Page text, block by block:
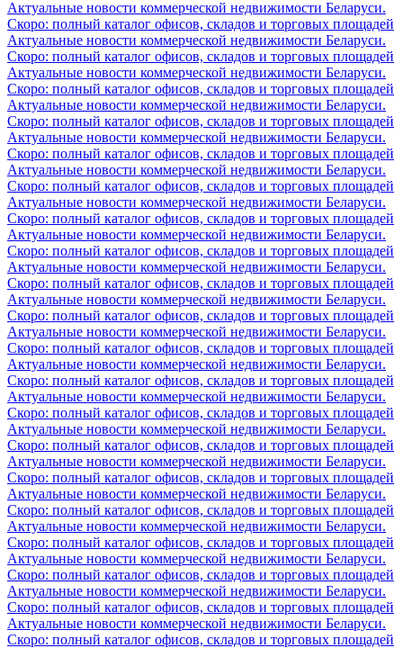
Актуальные новости коммерческой недвижимости Беларуси.
Скоро: полный каталог офисов, складов и торговых площадей
Актуальные новости коммерческой недвижимости Беларуси.
Скоро: полный каталог офисов, складов и торговых площадей
Актуальные новости коммерческой недвижимости Беларуси.
Скоро: полный каталог офисов, складов и торговых площадей
Актуальные новости коммерческой недвижимости Беларуси.
Скоро: полный каталог офисов, складов и торговых площадей
Актуальные новости коммерческой недвижимости Беларуси.
Скоро: полный каталог офисов, складов и торговых площадей
Актуальные новости коммерческой недвижимости Беларуси.
Скоро: полный каталог офисов, складов и торговых площадей
Актуальные новости коммерческой недвижимости Беларуси.
Скоро: полный каталог офисов, складов и торговых площадей
Актуальные новости коммерческой недвижимости Беларуси.
Скоро: полный каталог офисов, складов и торговых площадей
Актуальные новости коммерческой недвижимости Беларуси.
Скоро: полный каталог офисов, складов и торговых площадей
Актуальные новости коммерческой недвижимости Беларуси.
Скоро: полный каталог офисов, складов и торговых площадей
Актуальные новости коммерческой недвижимости Беларуси.
Скоро: полный каталог офисов, складов и торговых площадей
Актуальные новости коммерческой недвижимости Беларуси.
Скоро: полный каталог офисов, складов и торговых площадей
Актуальные новости коммерческой недвижимости Беларуси.
Скоро: полный каталог офисов, складов и торговых площадей
Актуальные новости коммерческой недвижимости Беларуси.
Скоро: полный каталог офисов, складов и торговых площадей
Актуальные новости коммерческой недвижимости Беларуси.
Скоро: полный каталог офисов, складов и торговых площадей
Актуальные новости коммерческой недвижимости Беларуси.
Скоро: полный каталог офисов, складов и торговых площадей
Актуальные новости коммерческой недвижимости Беларуси.
Скоро: полный каталог офисов, складов и торговых площадей
Актуальные новости коммерческой недвижимости Беларуси.
Скоро: полный каталог офисов, складов и торговых площадей
Актуальные новости коммерческой недвижимости Беларуси.
Скоро: полный каталог офисов, складов и торговых площадей
Актуальные новости коммерческой недвижимости Беларуси.
Скоро: полный каталог офисов, складов и торговых площадей